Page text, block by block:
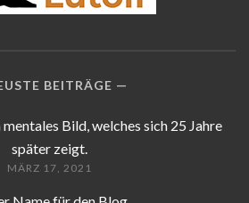
BEITRÄGE
Bild, welches sich 25 Jahre
später zeigt.
MÄRZ 17, 2021